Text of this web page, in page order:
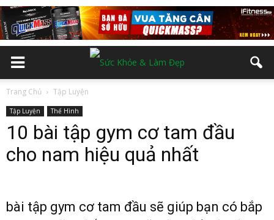
Trang Chủ Tập Luyện
Tập Luyện Thể Hình
10 bài tập gym cơ tam đầu
cho nam hiệu quả nhất
bài tập gym cơ tam đầu sẽ giúp bạn có bắp